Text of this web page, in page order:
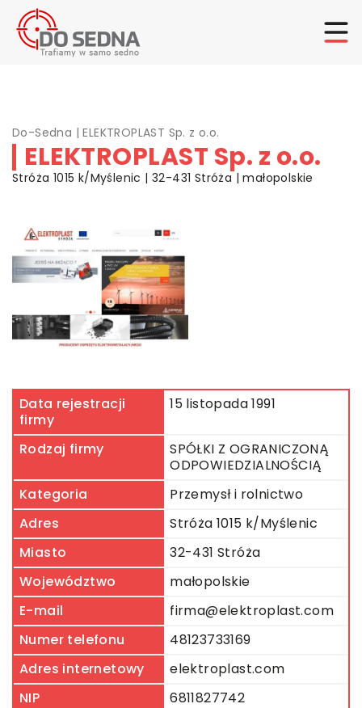
Do-Sedna |ELEKTROPLAST Sp. z o.o.
ELEKTROPLAST Sp. z o.o.
Stróża 1015 k/Myślenic | 32-431 Stróża | małopolskie
Data rejestracji
firmy
15 listopada 1991
Rodzaj firmy
SPÓŁKI Z OGRANICZONĄ
ODPOWIEDZIALNOŚCIĄ
Kategoria
Przemysł i rolnictwo
Adres
Stróża 1015 k/Myślenic
Miasto
32-431 Stróża
Województwo
małopolskie
E-mail
firma@elektroplast.com
Numer telefonu
48123733169
Adres internetowy
elektroplast.com
NIP
6811827742